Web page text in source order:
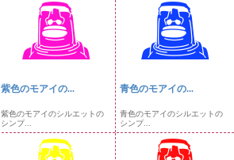
紫色のモアイの...
紫色のモアイのシルエットの
シンプ...
青色のモアイの...
青色のモアイのシルエットの
シンプ...